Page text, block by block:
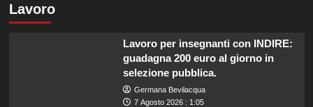
Lavoro
Lavoro per insegnanti con INDIRE:
guadagna 200 euro al giorno in
selezione pubblica.
Germana Bevilacqua
7 Agosto 2026 : 1:05